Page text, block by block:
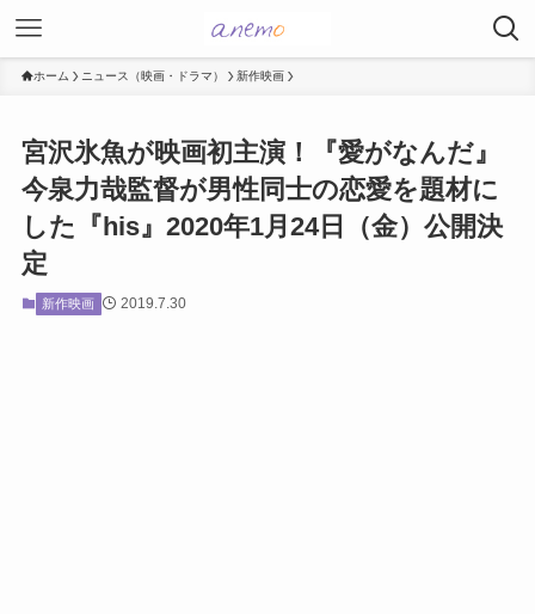
ホーム ニュース（映画・ドラマ） 新作映画
宮沢氷魚が映画初主演！『愛がなんだ』
今泉力哉監督が男性同士の恋愛を題材に
した『his』2020年1月24日（金）公開決
定
新作映画 2019.7.30